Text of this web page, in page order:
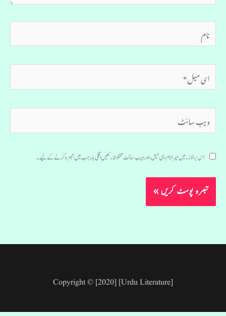
میل*
سائٹ
اس براؤزر میں میرا نام، ای میل، اور ویب سائٹ محفوظ رکھیں اگلی بار جب میں تبصرہ کرنے کےلیے۔
Copyright © [2020] [Urdu Literature]